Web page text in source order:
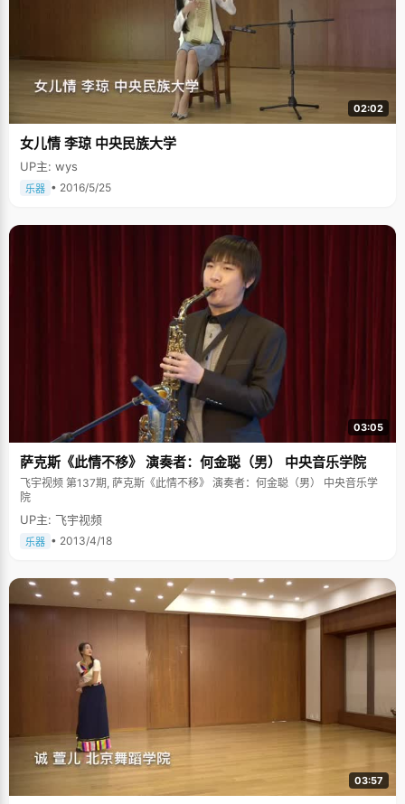
02:02
女儿情 李琼 中央民族大学
UP主: wys
乐器 • 2016/5/25
03:05
萨克斯《此情不移》 演奏者：何金聪（男） 中央音乐学院
飞宇视频 第137期, 萨克斯《此情不移》 演奏者：何金聪（男） 中央音乐学
院
UP主: 飞宇视频
乐器 • 2013/4/18
03:57